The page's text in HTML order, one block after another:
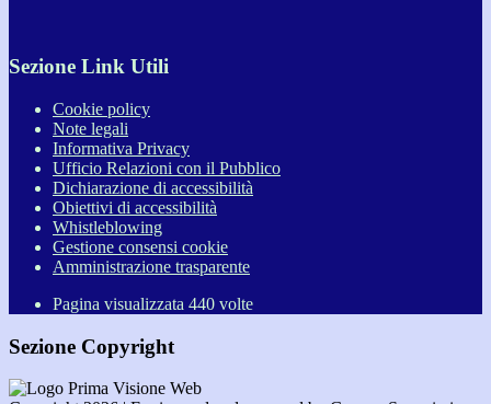
Sezione Link Utili
Cookie policy
Note legali
Informativa Privacy
Ufficio Relazioni con il Pubblico
Dichiarazione di accessibilità
Obiettivi di accessibilità
Whistleblowing
Gestione consensi cookie
Amministrazione trasparente
Pagina visualizzata 440 volte
Sezione Copyright